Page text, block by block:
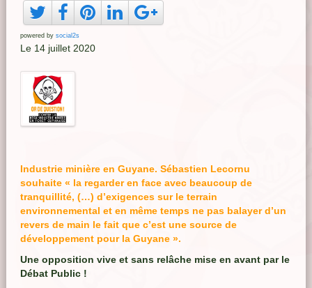
powered by social2s
Le 14 juillet 2020
Industrie minière en Guyane. Sébastien Lecornu
souhaite « la regarder en face avec beaucoup de
tranquillité, (…) d’exigences sur le terrain
environnemental et en même temps ne pas balayer d’un
revers de main le fait que c’est une source de
développement pour la Guyane ».
Une opposition vive et sans relâche mise en avant par le
Débat Public !